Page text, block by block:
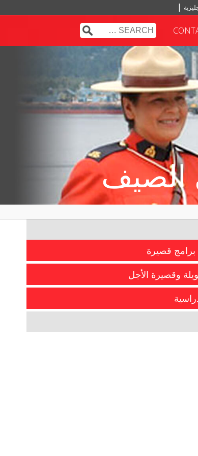
الصيف
قصيرة
وقصيرة الأجل